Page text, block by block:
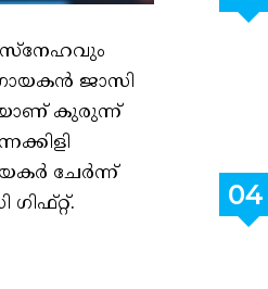
സ്നേഹവും
ഗായകൻ ജാസി
കുരുന്ന്
ചേർന്ന്